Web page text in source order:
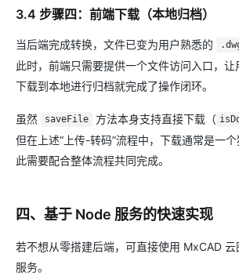
3.4 步骤四：前端下载（本地归档）
当后端完成转换，文件已变为用户熟悉的
此时，前端只需要提供一个文件访问入口，
下载到本地进行归档就完成了操作闭环。
虽然 saveFile 方法本身支持直接下载（
但在上述“上传-转码”流程中，下载通常是一
此需要配合整体流程共同完成。
四、基于 Node 服务的快速实现
若不想从零搭建后端，可直接使用 MxCAD
服务。